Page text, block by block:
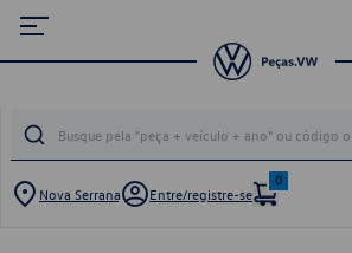
Nova Serrana Entre/registre-se
0